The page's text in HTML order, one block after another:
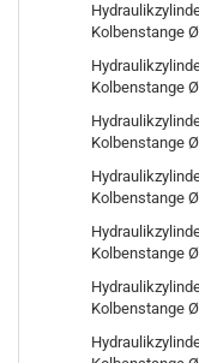
Kolbenstange
Kolbenstange
Kolbenstange
Kolbenstange
Kolbenstange
Kolbenstange